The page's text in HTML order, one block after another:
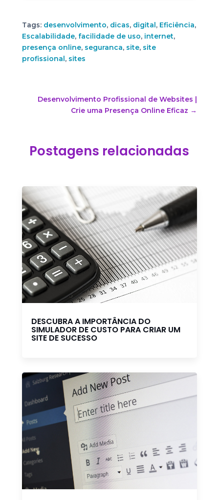
Tags: desenvolvimento, dicas, digital, Eficiência,
Escalabilidade, facilidade de uso, internet,
presença online, seguranca, site, site
profissional, sites
Desenvolvimento Profissional de Websites |
Crie uma Presença Online Eficaz →
Postagens relacionadas
DESCUBRA A IMPORTÂNCIA DO
SIMULADOR DE CUSTO PARA CRIAR UM
SITE DE SUCESSO